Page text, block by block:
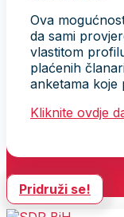
Ova
da sami
vlastitom
plaćenih
anketama koje
Kliknite ovdje
Pridruži se!